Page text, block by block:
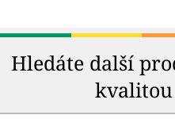
Hledáte další
kvalitou